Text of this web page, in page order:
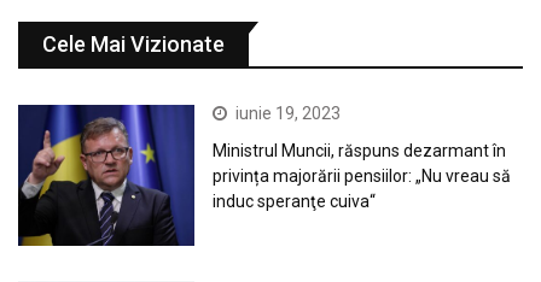
Cele Mai Vizionate
iunie 19, 2023
Ministrul Muncii, răspuns dezarmant în
privința majorării pensiilor: „Nu vreau să
induc speranţe cuiva“